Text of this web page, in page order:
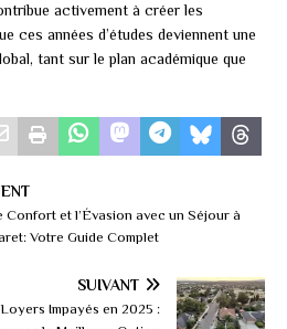
activement à créer les
ces années d’études deviennent une
tant sur le plan académique que
Confort et l’Évasion avec un Séjour à
Votre Guide Complet
SUIVANT
Impayés en 2025 :